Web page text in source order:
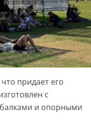
придает его
с
и опорными